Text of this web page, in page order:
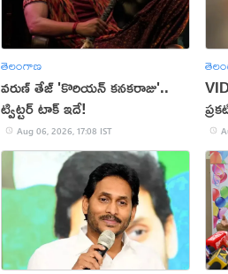
తెలంగాణ
వరుణ్ తేజ్ 'కొరియన్ కనకరాజు'..
ట్విట్టర్ టాక్ ఇదే!
Aug 06, 2026, 17:08 IST